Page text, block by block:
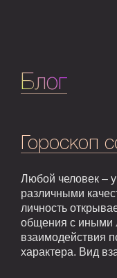
Блог
Гороскоп
Любой человек –
различными
личность
общения с иными
взаимодействия
характера. Вид